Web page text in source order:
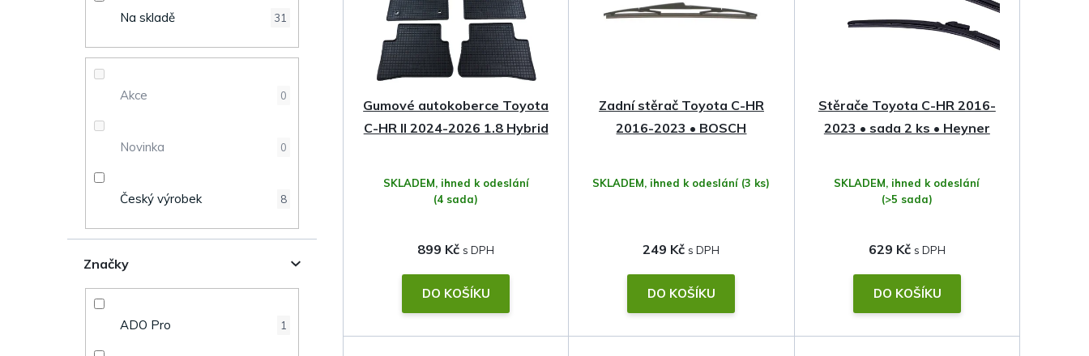
a
Na skladě 31
Akce 0
Novinka 0
Český výrobek 8
Značky
ADO Pro 1
ů
t
Gumové autokoberce Toyota
C-HR II 2024-2026 1.8 Hybrid
SKLADEM, ihned k odeslání
(4 sada)
899 Kč
DO KOŠÍKU
Zadní stěrač Toyota C-HR
2016-2023 • BOSCH
SKLADEM, ihned k odeslání (3 ks)
249 Kč
DO KOŠÍKU
Stěrače Toyota C-HR 2016-
2023 • sada 2 ks • Heyner
SKLADEM, ihned k odeslání
(>5 sada)
629 Kč
DO KOŠÍKU